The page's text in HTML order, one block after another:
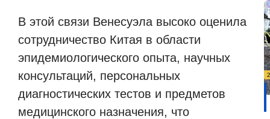
В этой связи Венесуэла высоко оценила
сотрудничество Китая в области
эпидемиологического опыта, научных
консультаций, персональных
диагностических тестов и предметов
медицинского назначения, что